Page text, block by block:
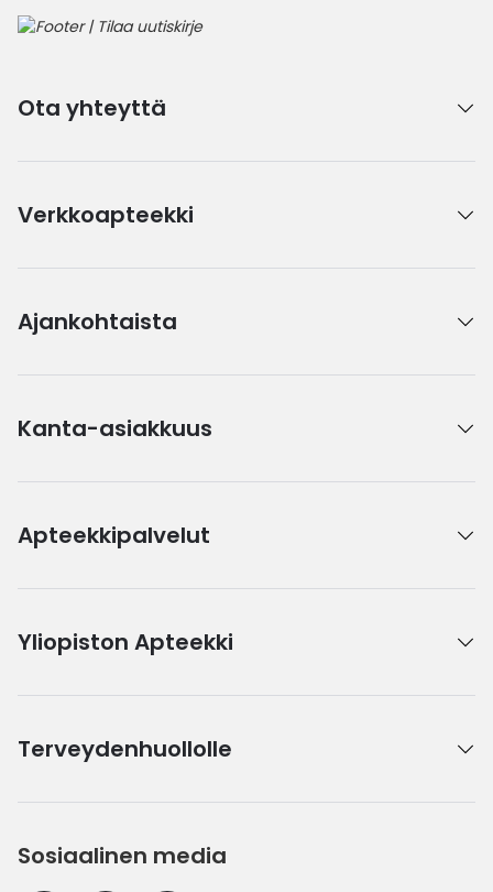
Ota yhteyttä
Verkkoapteekki
Ajankohtaista
Kanta-asiakkuus
Apteekkipalvelut
Yliopiston Apteekki
Terveydenhuollolle
Sosiaalinen media